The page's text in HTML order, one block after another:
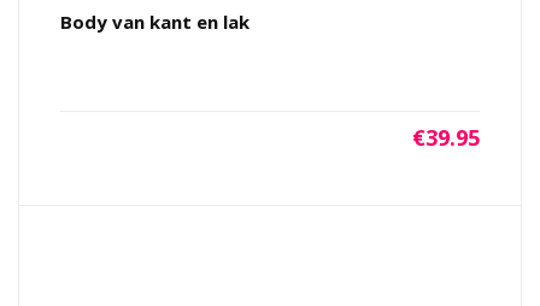
Body van kant en lak
€39.95